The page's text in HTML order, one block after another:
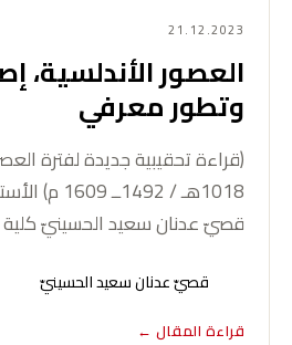
21.12.2023
العصور الأندلسية،
وتطور معرفي
1018هـ /
قصيّ عدنان سعيد الحسينيّ كلية
قصيّ عدنان سعيد الحسينيّ
قراءة المقال ←